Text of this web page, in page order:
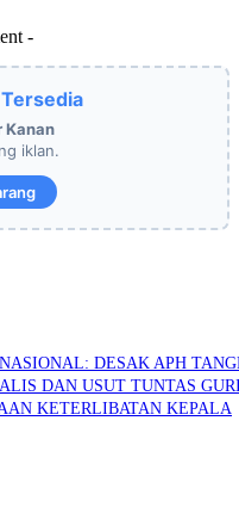
-
Kanan
iklan.
DESAK APH
DAN USUT TUNTAS
KETERLIBATAN KEPALA